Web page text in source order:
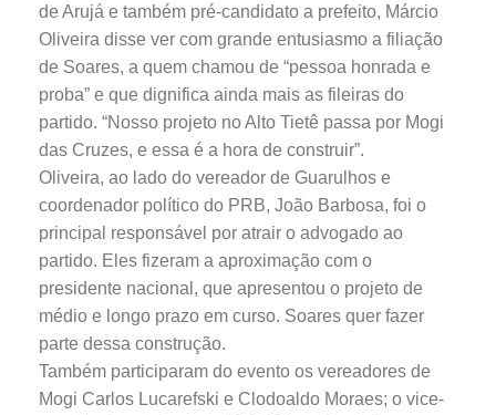
de Arujá e também pré-candidato a prefeito, Márcio
Oliveira disse ver com grande entusiasmo a filiação
de Soares, a quem chamou de “pessoa honrada e
proba” e que dignifica ainda mais as fileiras do
partido. “Nosso projeto no Alto Tietê passa por Mogi
das Cruzes, e essa é a hora de construir”.
Oliveira, ao lado do vereador de Guarulhos e
coordenador político do PRB, João Barbosa, foi o
principal responsável por atrair o advogado ao
partido. Eles fizeram a aproximação com o
presidente nacional, que apresentou o projeto de
médio e longo prazo em curso. Soares quer fazer
parte dessa construção.
Também participaram do evento os vereadores de
Mogi Carlos Lucarefski e Clodoaldo Moraes; o vice-